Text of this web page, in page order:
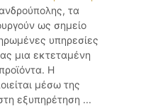
τα
ως σημείο
υπηρεσίες
μια εκτεταμένη
Η
μέσω της
εξυπηρέτηση ...